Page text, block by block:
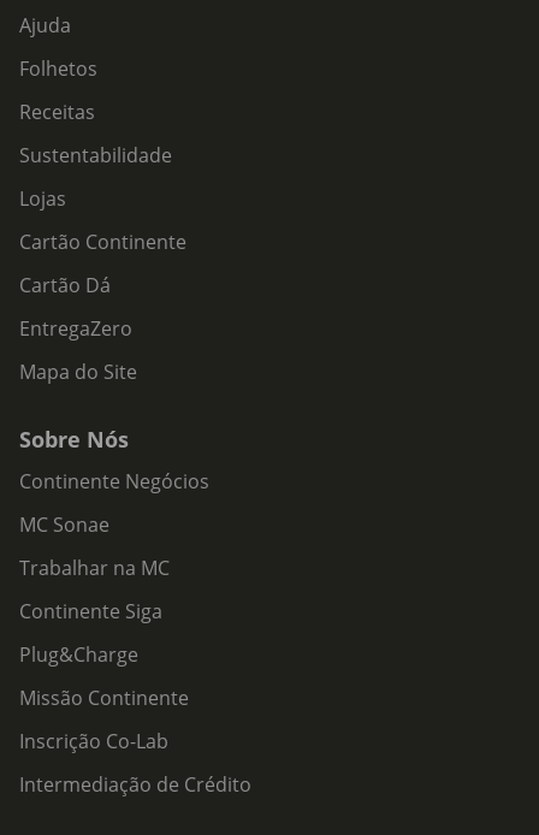
Ajuda
Folhetos
Receitas
Sustentabilidade
Lojas
Cartão Continente
Cartão Dá
EntregaZero
Mapa do Site
Sobre Nós
Continente Negócios
MC Sonae
Trabalhar na MC
Continente Siga
Plug&Charge
Missão Continente
Inscrição Co-Lab
Intermediação de Crédito